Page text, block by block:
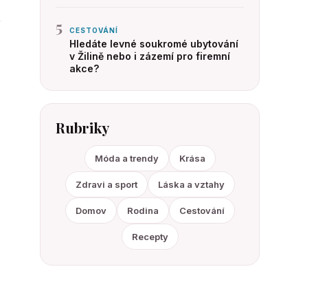
5 CESTOVÁNÍ
Hledáte levné soukromé ubytování
v Žilině nebo i zázemí pro firemní
akce?
Rubriky
Móda a trendy Krása
Zdravi a sport Láska a vztahy
Domov Rodina Cestování
Recepty